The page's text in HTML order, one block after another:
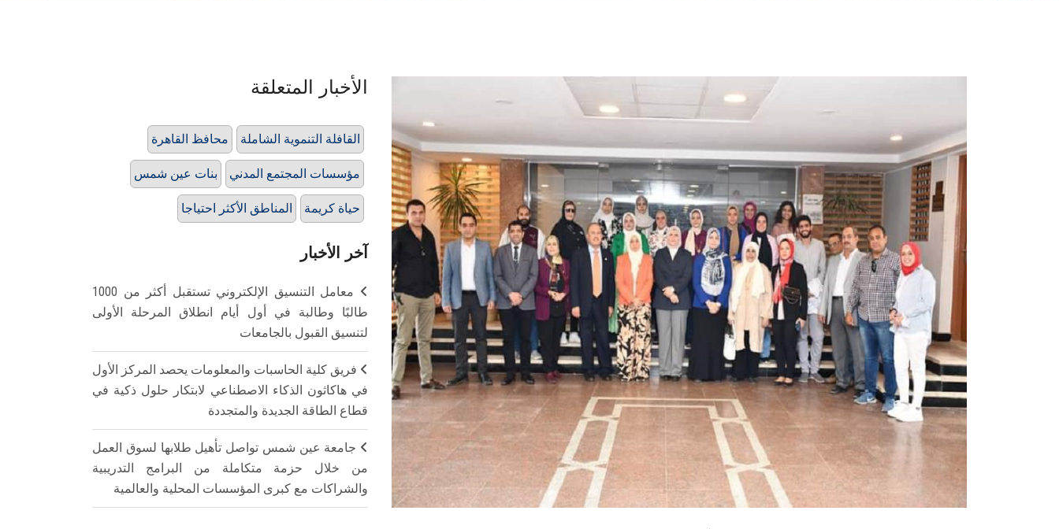
الأخبار المتعلقة
محافظ القاهرة القافلة التنموية الشاملة
بنات عين شمس مؤسسات المجتمع المدني
المناطق الأكثر احتياجا حياة كريمة
آخر الأخبار
معامل التنسيق الإلكتروني تستقبل أكثر من 1000
طالبًا وطالبة في أول أيام انطلاق المرحلة الأولى
لتنسيق القبول بالجامعات
فريق كلية الحاسبات والمعلومات يحصد المركز الأول
في هاكاثون الذكاء الاصطناعي لابتكار حلول ذكية في
قطاع الطاقة الجديدة والمتجددة
جامعة عين شمس تواصل تأهيل طلابها لسوق العمل
من خلال حزمة متكاملة من البرامج التدريبية
والشراكات مع كبرى المؤسسات المحلية والعالمية